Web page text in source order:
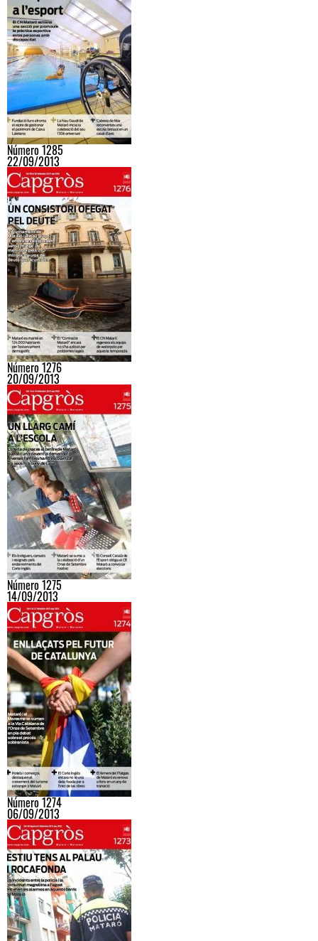
Número 1285
22/09/2013
Número 1276
20/09/2013
Número 1275
14/09/2013
Número 1274
06/09/2013